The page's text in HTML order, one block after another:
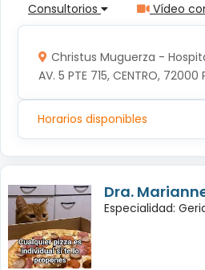
Consultorios Vídeo
Christus Muguerza -
AV. 5 PTE 715, CENTRO, 72000
Horarios disponibles
Dra.
Especialidad: